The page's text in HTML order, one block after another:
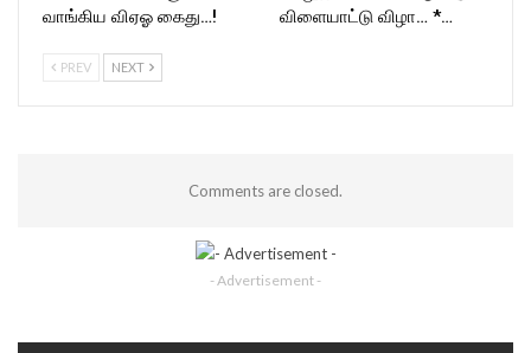
வாங்கிய விஏஓ கைது…!
விளையாட்டு விழா… *…
PREV NEXT
Comments are closed.
- Advertisement -